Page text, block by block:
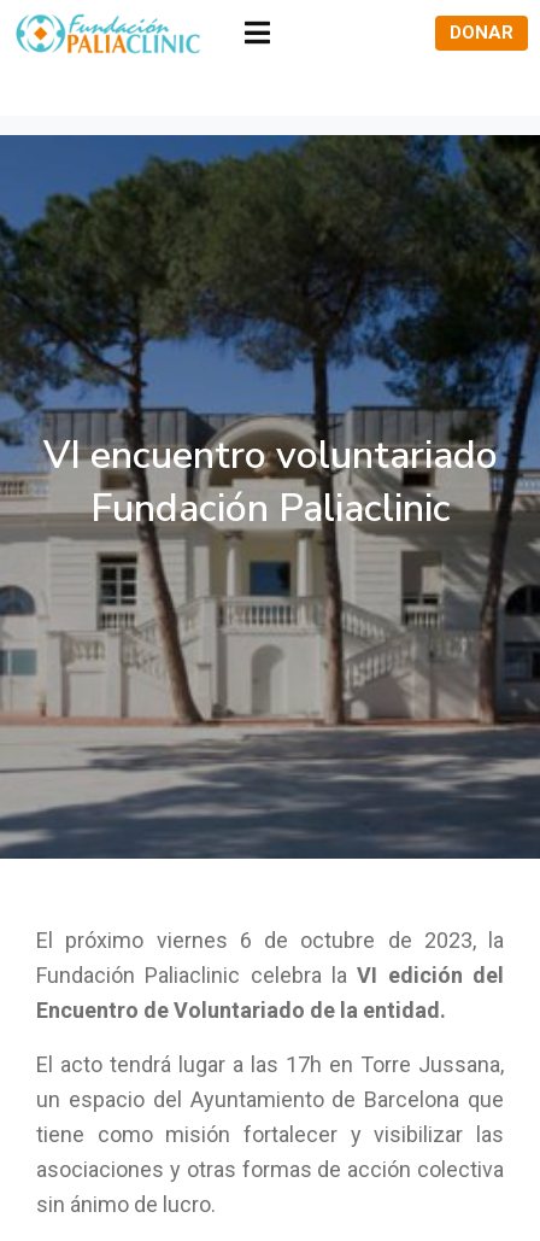
DONAR
VI encuentro
voluntariado
Fundación Paliaclinic
VI encuentro voluntariado
Fundación Paliaclinic
El próximo viernes 6 de octubre de 2023, la
Fundación Paliaclinic celebra la VI edición del
Encuentro de Voluntariado de la entidad.
El acto tendrá lugar a las 17h en Torre Jussana,
un espacio del Ayuntamiento de Barcelona que
tiene como misión fortalecer y visibilizar las
asociaciones y otras formas de acción colectiva
sin ánimo de lucro.